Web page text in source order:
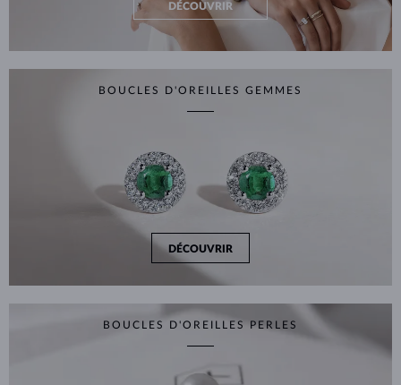
DÉCOUVRIR
BOUCLES D'OREILLES GEMMES
DÉCOUVRIR
BOUCLES D'OREILLES PERLES